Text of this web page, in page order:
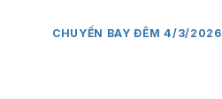
CHUYẾN BAY ĐÊM 4/3/2026